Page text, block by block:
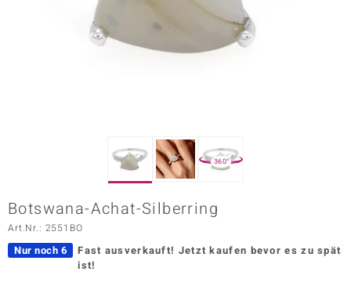
Vogue
360°
Botswana-Achat-Silberring
Art.Nr.: 2551BO
Nur noch 6 Fast ausverkauft! Jetzt kaufen bevor es zu spät
ist!